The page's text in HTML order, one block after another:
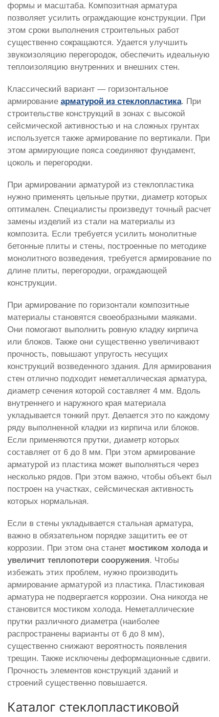
формы и масштаба. Композитная арматура
позволяет усилить ограждающие конструкции. При
этом сроки выполнения строительных работ
существенно сокращаются. Удается улучшить
звукоизоляцию перегородок, обеспечить идеальную
теплоизоляцию внутренних и внешних стен.
Классический вариант — горизонтальное
армирование арматурой из стеклопластика. При
строительстве конструкций в зонах с высокой
сейсмической активностью и на сложных грунтах
используется также армирование по вертикали. При
этом армирующие пояса соединяют фундамент,
цоколь и перегородки.
При армировании арматурой из стеклопластика
нужно применять цельные прутки, диаметр которых
оптимален. Специалисты произведут точный расчет
замены изделий из стали на материалы из
композита. Если требуется усилить монолитные
бетонные плиты и стены, построенные по методике
монолитного возведения, требуется армирование по
длине плиты, перегородки, ограждающей
конструкции.
При армирование по горизонтали композитные
материалы становятся своеобразными маяками.
Они помогают выполнить ровную кладку кирпича
или блоков. Также они существенно увеличивают
прочность, повышают упругость несущих
конструкций возведенного здания. Для армирования
стен отлично подходит неметаллическая арматура,
диаметр сечения которой составляет 4 мм. Вдоль
внутреннего и наружного края материала
укладывается тонкий прут. Делается это по каждому
ряду выполненной кладки из кирпича или блоков.
Если применяются прутки, диаметр которых
составляет от 6 до 8 мм. При этом армирование
арматурой из пластика может выполняться через
несколько рядов. При этом важно, чтобы объект был
построен на участках, сейсмическая активность
которых нормальная.
Если в стены укладывается стальная арматура,
важно в обязательном порядке защитить ее от
коррозии. При этом она станет мостиком холода и
увеличит теплопотери сооружения. Чтобы
избежать этих проблем, нужно производить
армирование арматурой из пластика. Пластиковая
арматура не подвергается коррозии. Она никогда не
становится мостиком холода. Неметаллические
прутки различного диаметра (наиболее
распространены варианты от 6 до 8 мм),
существенно снижают вероятность появления
трещин. Также исключены деформационные сдвиги.
Прочность элементов конструкций зданий и
строений существенно повышается.
Каталог стеклопластиковой